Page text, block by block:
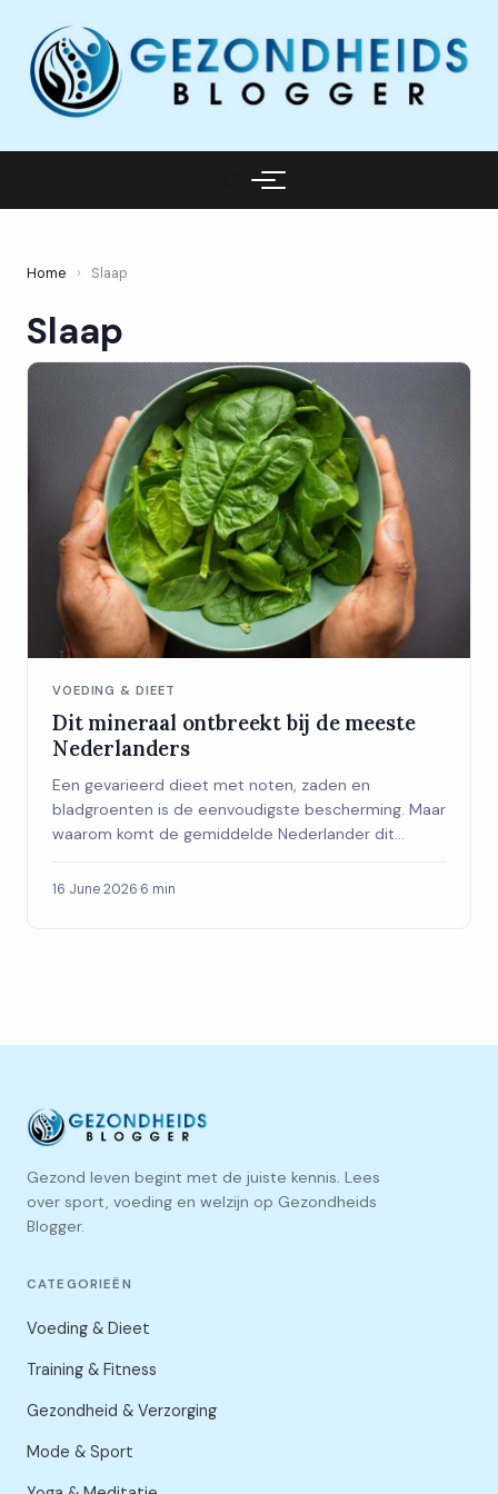
Home › Slaap
Slaap
VOEDING & DIEET
Dit mineraal ontbreekt bij de meeste
Nederlanders
Een gevarieerd dieet met noten, zaden en
bladgroenten is de eenvoudigste bescherming. Maar
waarom komt de gemiddelde Nederlander dit
16 June 2026·6 min
Gezond leven begint met de juiste kennis. Lees
over sport, voeding en welzijn op Gezondheids
Blogger.
CATEGORIEËN
Voeding & Dieet
Training & Fitness
Gezondheid & Verzorging
Mode & Sport